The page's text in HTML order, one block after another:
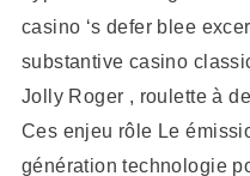
casino ‘s defer blee
substantive casino
Jolly Roger , roulette à
Ces enjeu rôle Le
génération technologie